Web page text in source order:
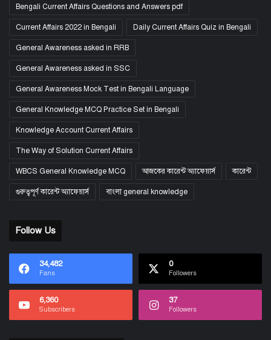
Bengali Current Affairs Questions and Answers pdf
Current Affairs 2022 in Bengali Daily Current Affairs Quiz in Bengali
General Awareness asked in RRB
General Awareness asked in SSC
General Awareness Mock Test in Bengali Language
General Knowledge MCQ Practice Set in Bengali
Knowledge Account Current Affairs
The Way of Solution Current Affairs
WBCS General Knowledge MCQ আজকের কারেন্ট অ্যাফেয়ার্স কারেন্ট
গুরুত্বপূর্ণ কারেন্ট অ্যাফেয়ার্স বাংলা general knowledge
Follow Us
34,482
Fans
0
Followers
6,360
Subscribers
37
Followers